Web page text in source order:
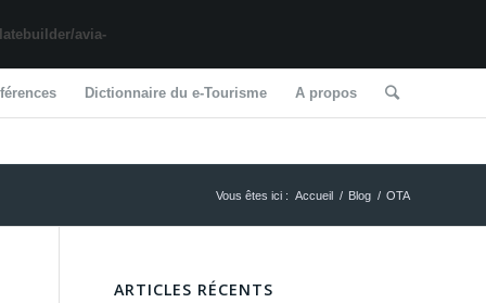
avia-
Dictionnaire du e-Tourisme A propos
Vous êtes ici : Accueil / Blog / OTA
ARTICLES RÉCENTS